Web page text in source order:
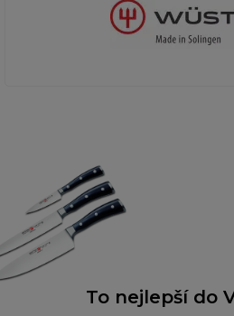
To nejlepší do